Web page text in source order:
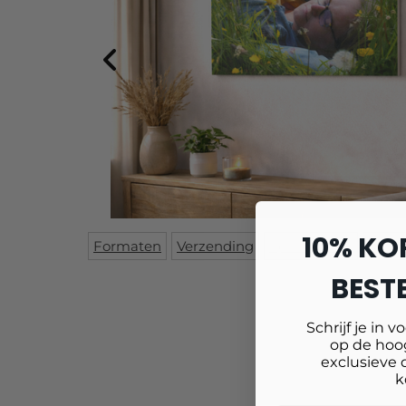
Formaten Verzending Specificaties
10%
Schrijf je in
op de
exclusieve